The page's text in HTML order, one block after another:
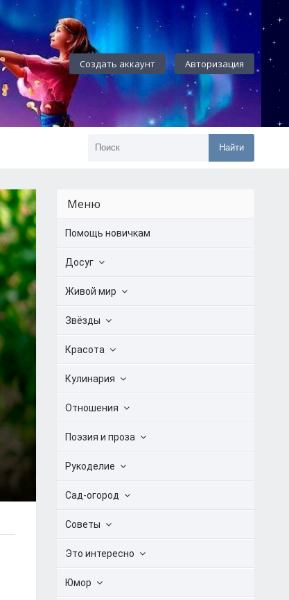
Создать аккаунт Авторизация
Найти
Меню
Помощь новичкам
Досуг
Живой мир
Звёзды
Красота
Кулинария
Отношения
Поэзия и проза
Рукоделие
Сад-огород
Советы
Это интересно
Юмор